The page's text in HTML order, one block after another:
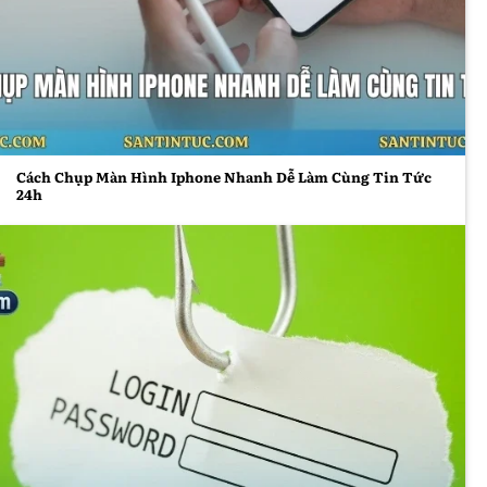
Phân tích chuyên sâu
Những bài phân tích chuyên sâu giúp bóc tách từng
lớp thông tin và làm rõ bản chất vấn đề. Tin Tức 24h
cung cấp các góc nhìn chi tiết, từ dữ liệu thực tế đến
nhận định chiến lược, giúp người đọc không chỉ biết
mà còn hiểu sâu về các sự kiện đang diễn ra.
Nhận định từ chuyên gia
Ý kiến từ các chuyên gia luôn mang lại giá trị tham
Cách Chụp Màn Hình Iphone Nhanh Dễ Làm Cùng Tin
Tức 24h
Cách Chụp Màn Hình Iphone Nhanh Dễ Làm Cùng Tin Tức
24h